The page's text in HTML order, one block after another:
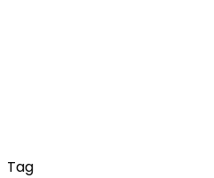
Tag